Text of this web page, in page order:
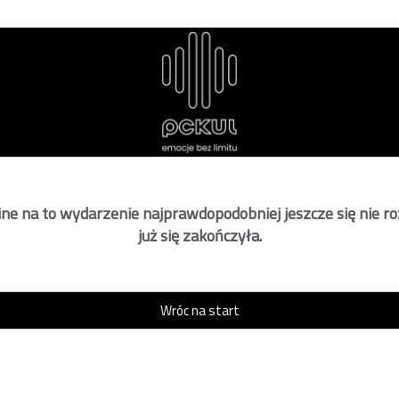
na to wydarzenie najprawdopodobniej jeszcze się nie
już się zakończyła.
Wróc na start